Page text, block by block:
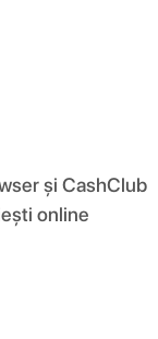
și CashClub
online